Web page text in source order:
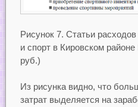
Рисунок 7. Статьи
и спорт в Кировском
руб.)
Из рисунка видно, что
затрат выделяется на